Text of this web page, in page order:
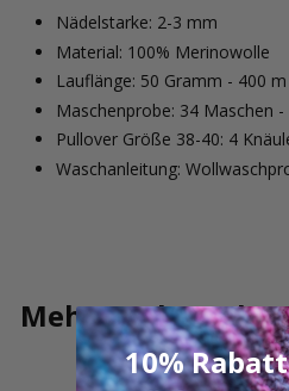
Nädelstarke: 2-3 mm
Material: 100% Merinowolle
Lauflänge: 50 Gramm - 400 m
Maschenprobe: 34 Maschen
Pullover Größe 38-40: 4
Waschanleitung:
Mehr Cool Wool
10%